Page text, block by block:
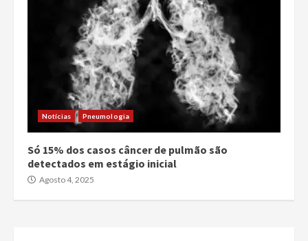
Notícias Pneumologia
Só 15% dos casos câncer de pulmão são
detectados em estágio inicial
Agosto 4, 2025